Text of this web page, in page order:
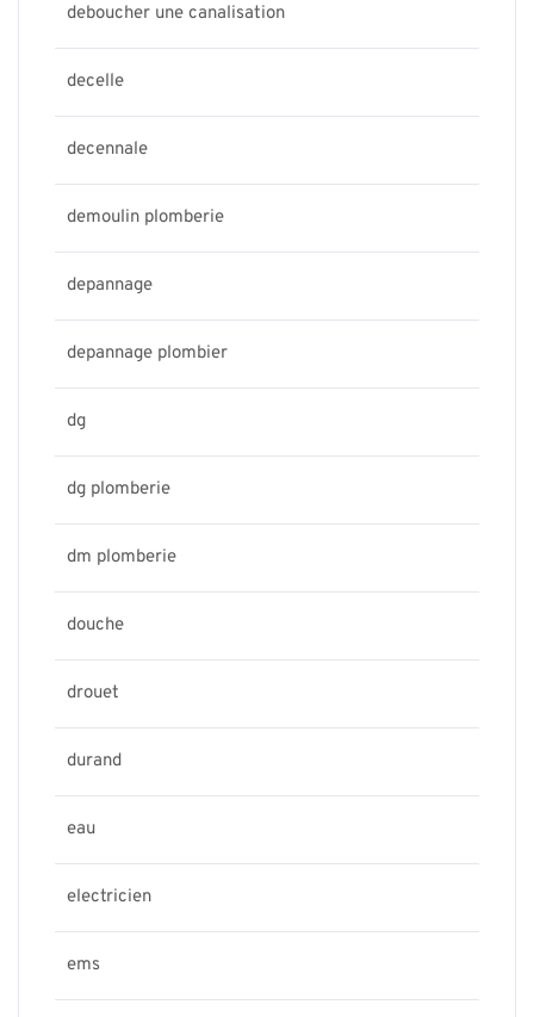
deboucher une canalisation
decelle
decennale
demoulin plomberie
depannage
depannage plombier
dg
dg plomberie
dm plomberie
douche
drouet
durand
eau
electricien
ems